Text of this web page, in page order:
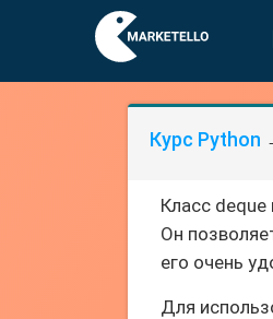
Курс Python
Класс
Он
его очень
Для